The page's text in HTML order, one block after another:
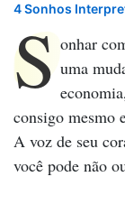
4 Sonhos
S onhar
uma
consigo mesmo
A voz de seu
você pode não